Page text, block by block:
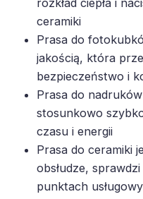
ceramiki
Prasa do
jakością, która
bezpieczeństwo i
Prasa do
stosunkowo
czasu i energii
Prasa do ceramiki
obsłudze,
punktach